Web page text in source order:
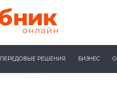
ПЕРЕДОВЫЕ РЕШЕНИЯ БИЗНЕС